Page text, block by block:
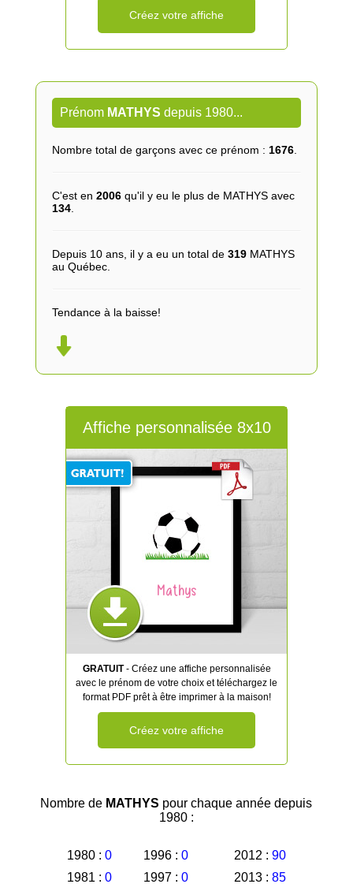
Créez votre affiche
Prénom MATHYS depuis 1980...
Nombre total de garçons avec ce prénom : 1676.
C'est en 2006qu'il y eu le plus de MATHYS avec
134.
Depuis 10 ans, il y a eu un total de 319MATHYS
au Québec.
Tendance à la baisse!
Affiche personnalisée 8x10
Mathys
GRATUIT- Créez une affiche personnalisée
avec le prénom de votre choix et téléchargez le
format PDF prêt à être imprimer à la maison!
Créez votre affiche
Nombre de MATHYS pour chaque année depuis
1980 :
1980 : 0
1981 : 0
1996 : 0
1997 : 0
2012 : 90
2013 : 85